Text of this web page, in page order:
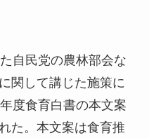
自民党の農林部会な
関して講じた施策に
度食育白書の本文案
た。本文案は食育推